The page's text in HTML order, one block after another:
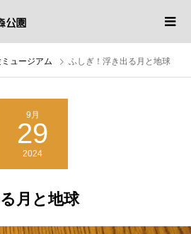
ュージアム ふしぎ！浮き出る月と地球
9月
29
2024
月と地球